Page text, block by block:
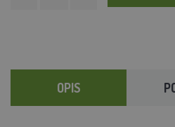
OPIS